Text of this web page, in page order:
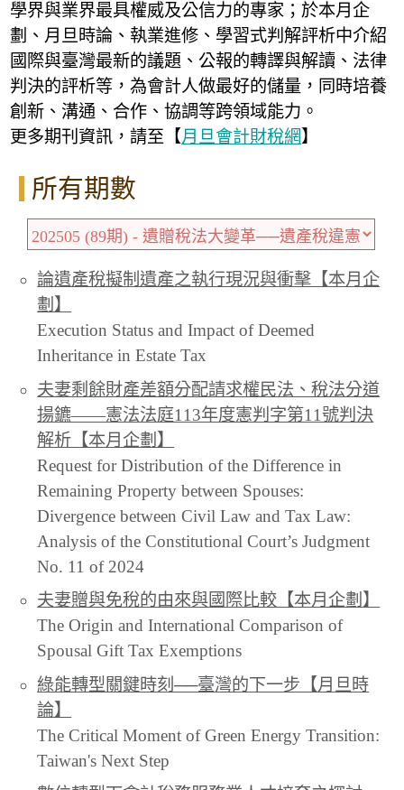
學界與業界最具權威及公信力的專家；於本月企
劃、月旦時論、執業進修、學習式判解評析中介紹
國際與臺灣最新的議題、公報的轉譯與解讀、法律
判決的評析等，為會計人做最好的儲量，同時培養
創新、溝通、合作、協調等跨領域能力。
更多期刊資訊，請至【月旦會計財稅網】
所有期數
論遺產稅擬制遺產之執行現況與衝擊【本月企
劃】
Execution Status and Impact of Deemed
Inheritance in Estate Tax
夫妻剩餘財產差額分配請求權民法、稅法分道
揚鑣——憲法法庭113年度憲判字第11號判決
解析【本月企劃】
Request for Distribution of the Difference in
Remaining Property between Spouses:
Divergence between Civil Law and Tax Law:
Analysis of the Constitutional Court’s Judgment
No. 11 of 2024
夫妻贈與免稅的由來與國際比較【本月企劃】
The Origin and International Comparison of
Spousal Gift Tax Exemptions
綠能轉型關鍵時刻──臺灣的下一步【月旦時
論】
The Critical Moment of Green Energy Transition:
Taiwan's Next Step